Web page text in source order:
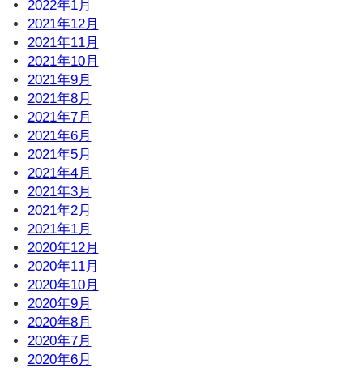
2022年1月
2021年12月
2021年11月
2021年10月
2021年9月
2021年8月
2021年7月
2021年6月
2021年5月
2021年4月
2021年3月
2021年2月
2021年1月
2020年12月
2020年11月
2020年10月
2020年9月
2020年8月
2020年7月
2020年6月